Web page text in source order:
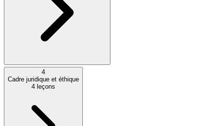
4
Cadre juridique et éthique
4 leçons